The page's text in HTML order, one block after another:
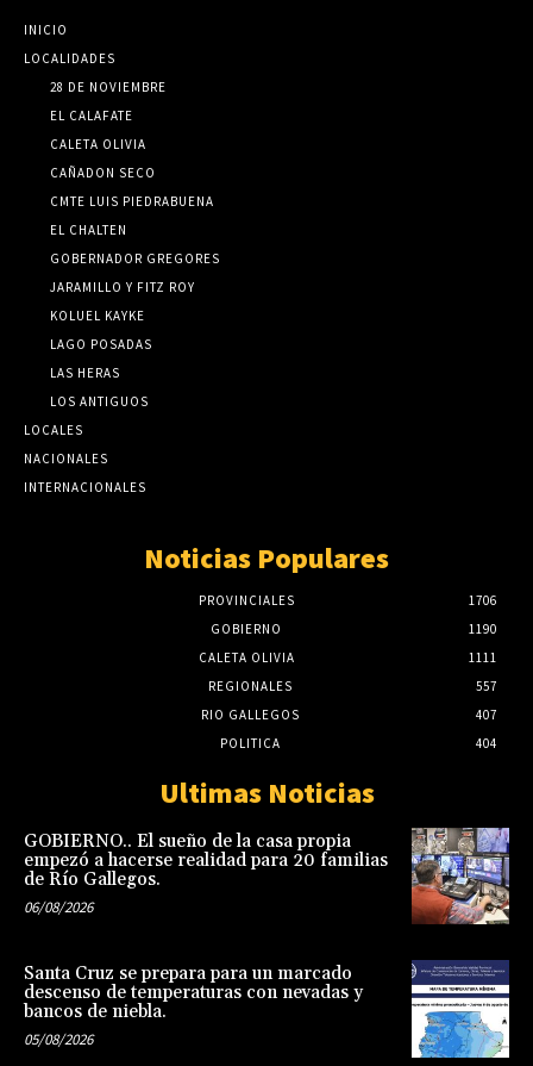
INICIO
LOCALIDADES
28 DE NOVIEMBRE
EL CALAFATE
CALETA OLIVIA
CAÑADON SECO
CMTE LUIS PIEDRABUENA
EL CHALTEN
GOBERNADOR GREGORES
JARAMILLO Y FITZ ROY
KOLUEL KAYKE
LAGO POSADAS
LAS HERAS
LOS ANTIGUOS
LOCALES
NACIONALES
INTERNACIONALES
Noticias Populares
PROVINCIALES
1706
GOBIERNO
1190
CALETA OLIVIA
1111
REGIONALES
557
RIO GALLEGOS
407
POLITICA
404
Ultimas Noticias
GOBIERNO.. El sueño de la casa propia
empezó a hacerse realidad para 20 familias
de Río Gallegos.
06/08/2026
Santa Cruz se prepara para un marcado
descenso de temperaturas con nevadas y
bancos de niebla.
05/08/2026